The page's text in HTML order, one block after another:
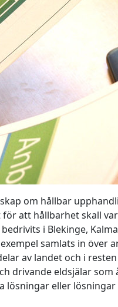
om hållbar
att hållbarhet skall
i Blekinge,
samlats in över
av landet och i
drivande eldsjälar
eller